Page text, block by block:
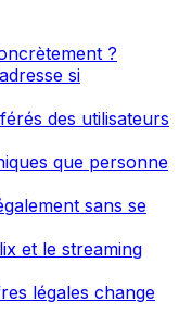
?
si
des utilisateurs
que personne
sans se
et le streaming
légales change